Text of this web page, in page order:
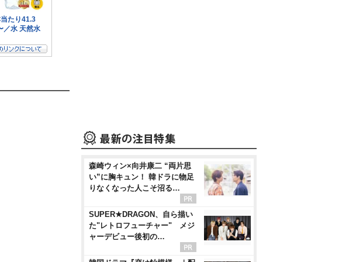
森崎ウィン×向井康二 “両片思
い”に胸キュン！ 韓ドラに物足
りなくなった人こそ沼る…
SUPER★DRAGON、自ら描い
た"レトロフューチャー" メジ
ャーデビュー後初の…